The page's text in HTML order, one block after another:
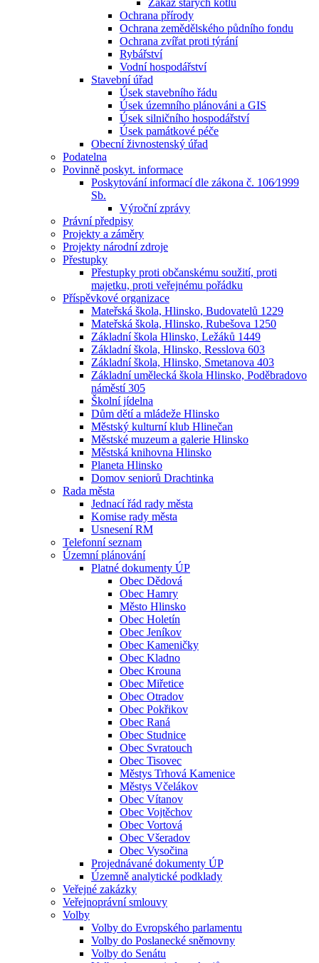
Zákaz starých kotlů
Ochrana přírody
Ochrana zemědělského půdního fondu
Ochrana zvířat proti týrání
Rybářství
Vodní hospodářství
Stavební úřad
Úsek stavebního řádu
Úsek územního plánováni a GIS
Úsek silničního hospodářství
Úsek památkové péče
Obecní živnostenský úřad
Podatelna
Povinně poskyt. informace
Poskytování informací dle zákona č. 106⁄1999
Sb.
Výroční zprávy
Právní předpisy
Projekty a záměry
Projekty národní zdroje
Přestupky
Přestupky proti občanskému soužití, proti
majetku, proti veřejnému pořádku
Příspěvkové organizace
Mateřská škola, Hlinsko, Budovatelů 1229
Mateřská škola, Hlinsko, Rubešova 1250
Základní škola Hlinsko, Ležáků 1449
Základní škola, Hlinsko, Resslova 603
Základní škola, Hlinsko, Smetanova 403
Základní umělecká škola Hlinsko, Poděbradovo
náměstí 305
Školní jídelna
Dům dětí a mládeže Hlinsko
Městský kulturní klub Hlinečan
Městské muzeum a galerie Hlinsko
Městská knihovna Hlinsko
Planeta Hlinsko
Domov seniorů Drachtinka
Rada města
Jednací řád rady města
Komise rady města
Usnesení RM
Telefonní seznam
Územní plánování
Platné dokumenty ÚP
Obec Dědová
Obec Hamry
Město Hlinsko
Obec Holetín
Obec Jeníkov
Obec Kameničky
Obec Kladno
Obec Krouna
Obec Miřetice
Obec Otradov
Obec Pokřikov
Obec Raná
Obec Studnice
Obec Svratouch
Obec Tisovec
Městys Trhová Kamenice
Městys Včelákov
Obec Vítanov
Obec Vojtěchov
Obec Vortová
Obec Všeradov
Obec Vysočina
Projednávané dokumenty ÚP
Územně analytické podklady
Veřejné zakázky
Veřejnoprávní smlouvy
Volby
Volby do Evropského parlamentu
Volby do Poslanecké sněmovny
Volby do Senátu